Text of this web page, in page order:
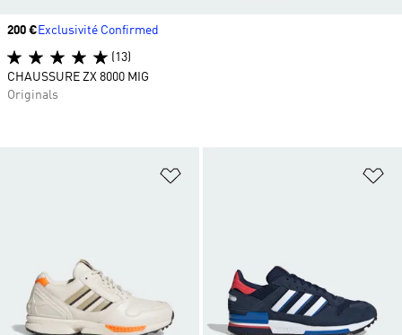
Ajouter à la Liste de produits
Prix
200 € Exclusivité Confirmed
(13)
CHAUSSURE ZX 8000 MIG
Originals